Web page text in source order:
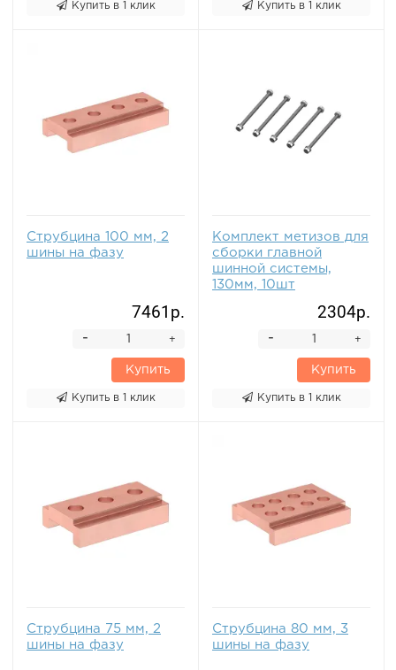
Купить в 1 клик Купить в 1 клик
Струбцина 100 мм, 2
шины на фазу
7461р.
+
-
Купить
Купить в 1 клик
Комплект метизов для
сборки главной
шинной системы,
130мм, 10шт
2304р.
+
-
Купить
Купить в 1 клик
Струбцина 75 мм, 2
шины на фазу
Струбцина 80 мм, 3
шины на фазу